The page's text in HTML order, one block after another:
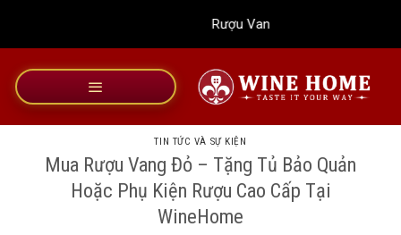
dung
Rượu Vang Wine Home
TIN TỨC VÀ SỰ KIỆN
Mua Rượu Vang Đỏ – Tặng Tủ Bảo Quản
Hoặc Phụ Kiện Rượu Cao Cấp Tại
WineHome